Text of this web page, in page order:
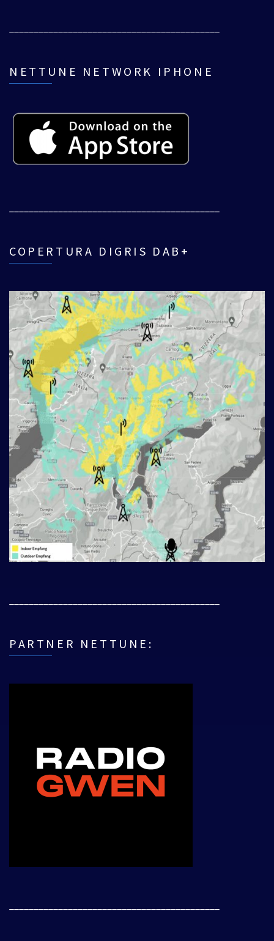
NETTUNE NETWORK IPHONE
COPERTURA DIGRIS DAB+
PARTNER NETTUNE: